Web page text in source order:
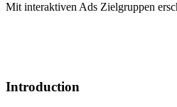
Mit interaktiven Ads Zielgruppen
Introduction